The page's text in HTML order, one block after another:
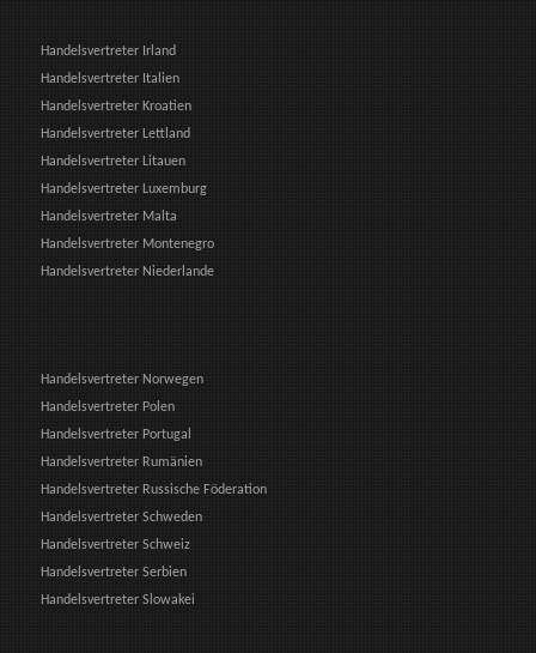
Handelsvertreter Irland
Handelsvertreter Italien
Handelsvertreter Kroatien
Handelsvertreter Lettland
Handelsvertreter Litauen
Handelsvertreter Luxemburg
Handelsvertreter Malta
Handelsvertreter Montenegro
Handelsvertreter Niederlande
Handelsvertreter Norwegen
Handelsvertreter Polen
Handelsvertreter Portugal
Handelsvertreter Rumänien
Handelsvertreter Russische Föderation
Handelsvertreter Schweden
Handelsvertreter Schweiz
Handelsvertreter Serbien
Handelsvertreter Slowakei